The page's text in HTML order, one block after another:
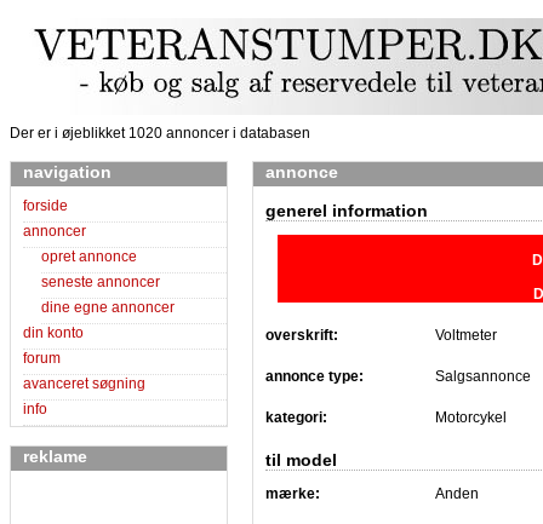
Der er i øjeblikket 1020 annoncer i databasen
navigation
forside
annoncer
opret annonce
seneste annoncer
dine egne annoncer
din konto
forum
avanceret søgning
info
reklame
annonce
generel information
overskrift: Voltmeter
annonce type: Salgsannonce
kategori: Motorcykel
til model
mærke: Anden